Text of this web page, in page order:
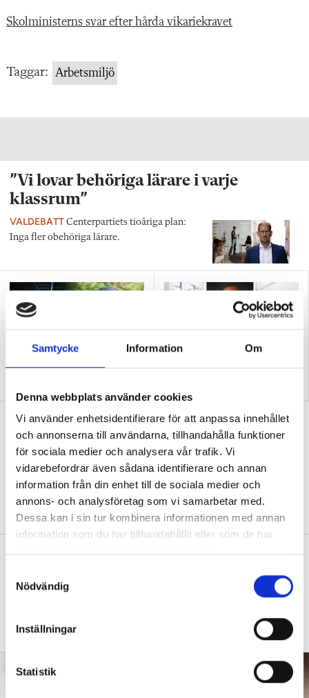
Samtycke Information Om
Denna webbplats använder cookies
Vi använder enhetsidentifierare för att anpassa innehållet
och annonserna till användarna, tillhandahålla funktioner
för sociala medier och analysera vår trafik. Vi
vidarebefordrar även sådana identifierare och annan
information från din enhet till de sociala medier och
annons- och analysföretag som vi samarbetar med.
Dessa kan i sin tur kombinera informationen med annan
information som du har tillhandahållit eller som de har
c
Nödvändig
Inställningar
Statistik
Skolministerns svar efter hårda vikariekravet
Taggar: Arbetsmiljö
”Vi lovar behöriga lärare i varje
klassrum”
VALDEBATT Centerpartiets tioåriga plan:
Inga fler obehöriga lärare.
”Vad ska vår tid räcka till på
förskolan?”
DEBATT ”Ska jag som förskollärare duka,
damma, snygga upp i hallen, svara i telefon
med barnen?”
”Vad säger det om skolan när allt fler
”Frågan är hur skolan kan ge plats åt
anpassas till skolan”.